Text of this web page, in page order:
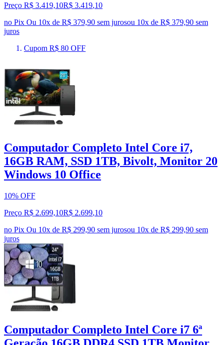
Preço R$ 3.419,10R$ 3.419,10
no Pix Ou 10x de R$ 379,90 sem jurosou 10x de R$ 379,90 sem
juros
Cupom R$ 80 OFF
Computador Completo Intel Core i7,
16GB RAM, SSD 1TB, Bivolt, Monitor 20
Windows 10 Office
10% OFF
Preço R$ 2.699,10R$ 2.699,10
no Pix Ou 10x de R$ 299,90 sem jurosou 10x de R$ 299,90 sem
juros
Computador Completo Intel Core i7 6ª